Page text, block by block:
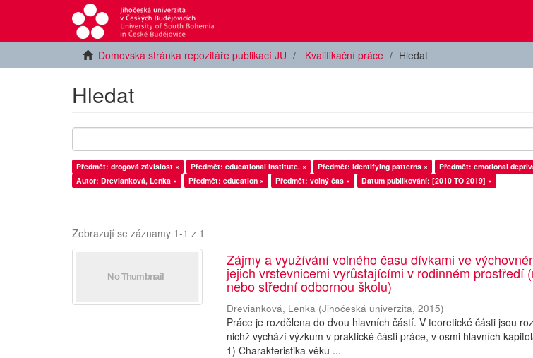
Domovská stránka repozitáře publikací JU Kvalifikační práce Hledat
Hledat
Předmět: drogová závislost × Předmět: educational institute. × Předmět: identifying patterns ×
Předmět: emotional
Autor: Drevianková, Lenka ×
Předmět: education × Předmět: volný čas × Datum publikování: [2010 TO 2019] ×
Zobrazují se záznamy 1-1 z 1
Zájmy a využívání volného času dívkami ve
jejich vrstevnicemi vyrůstajícími v rodinném prostředí
nebo střední odbornou školu)
Drevianková, Lenka (Jihočeská univerzita,2015)
Práce je rozdělena do dvou hlavních částí. V teoretické části jsou
nichž vychází výzkum v praktické části práce, v osmi hlavních
1) Charakteristika věku ...